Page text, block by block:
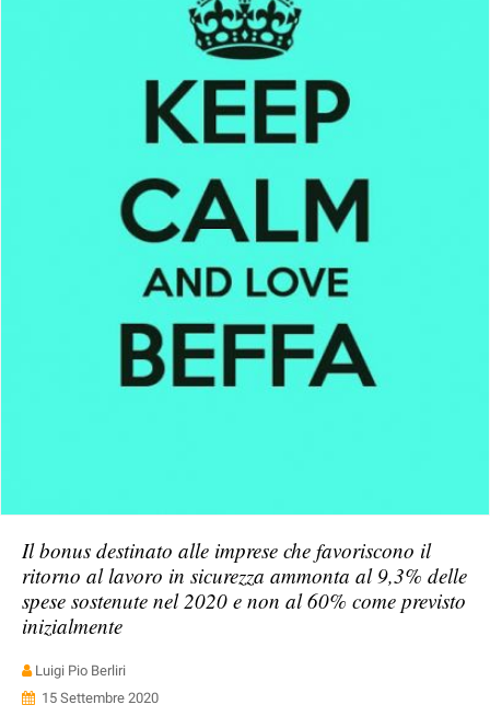
Il bonus destinato alle imprese che favoriscono il
ritorno al lavoro in sicurezza ammonta al 9,3% delle
spese sostenute nel 2020 e non al 60% come previsto
inizialmente
Luigi Pio Berliri
15 Settembre 2020